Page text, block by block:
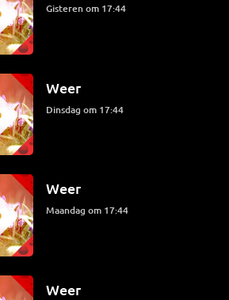
Gisteren om 17:44
Weer
dinsdag om 17:44
Weer
maandag om 17:44
Weer